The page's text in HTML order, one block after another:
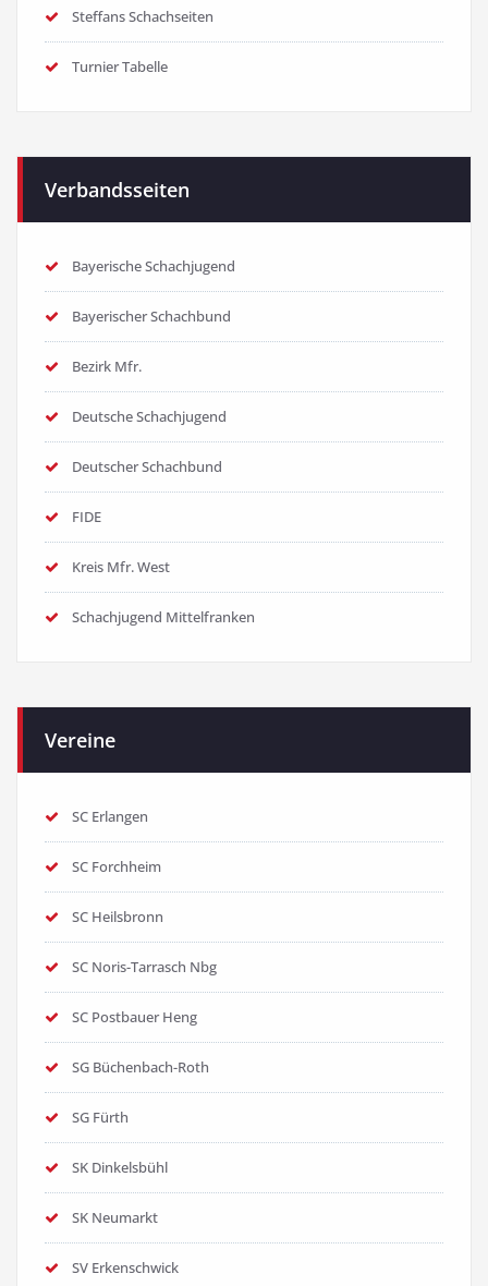
Steffans Schachseiten
Turnier Tabelle
Verbandsseiten
Bayerische Schachjugend
Bayerischer Schachbund
Bezirk Mfr.
Deutsche Schachjugend
Deutscher Schachbund
FIDE
Kreis Mfr. West
Schachjugend Mittelfranken
Vereine
SC Erlangen
SC Forchheim
SC Heilsbronn
SC Noris-Tarrasch Nbg
SC Postbauer Heng
SG Büchenbach-Roth
SG Fürth
SK Dinkelsbühl
SK Neumarkt
SV Erkenschwick